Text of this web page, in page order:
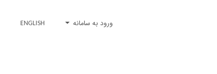
ورود به سامانه ENGLISH